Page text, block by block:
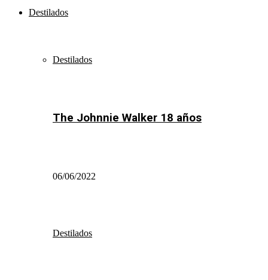
Destilados
Destilados
The Johnnie Walker 18 años
06/06/2022
Destilados